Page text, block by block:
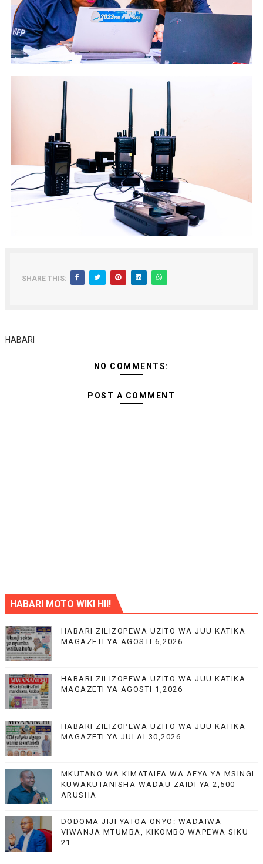
SHARE THIS:
HABARI
NO COMMENTS:
POST A COMMENT
HABARI MOTO WIKI HII!
HABARI ZILIZOPEWA UZITO WA JUU KATIKA
MAGAZETI YA AGOSTI 6,2026
HABARI ZILIZOPEWA UZITO WA JUU KATIKA
MAGAZETI YA AGOSTI 1,2026
HABARI ZILIZOPEWA UZITO WA JUU KATIKA
MAGAZETI YA JULAI 30,2026
MKUTANO WA KIMATAIFA WA AFYA YA MSINGI
KUWAKUTANISHA WADAU ZAIDI YA 2,500
ARUSHA
DODOMA JIJI YATOA ONYO: WADAIWA
VIWANJA MTUMBA, KIKOMBO WAPEWA SIKU
21